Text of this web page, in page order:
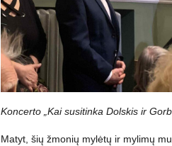
Koncerto „Kai susitinka Dolskis ir
Matyt, šių žmonių mylėtų ir mylimų